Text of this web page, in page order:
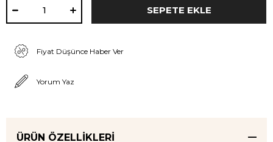
Fiyat Düşünce Haber Ver
Yorum Yaz
ÜRÜN ÖZELLIKLERI